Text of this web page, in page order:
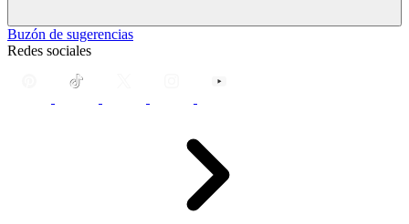
Buzón de sugerencias
Redes sociales